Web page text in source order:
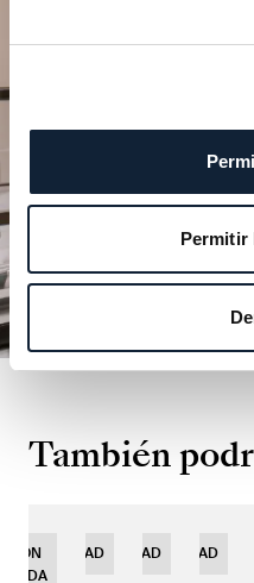
Permitir
También
NOVEDADNOVEDADNOVEDAD